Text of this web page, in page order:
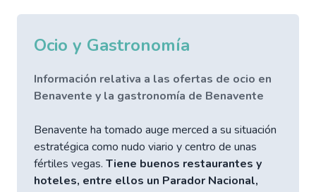
Ocio y Gastronomía
Información relativa a las ofertas de ocio en
Benavente y la gastronomía de Benavente
Benavente ha tomado auge merced a su situación
estratégica como nudo viario y centro de unas
fértiles vegas. Tiene buenos restaurantes y
hoteles, entre ellos un Parador Nacional,